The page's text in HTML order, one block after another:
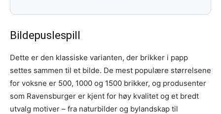
Bildepuslespill
Dette er den klassiske varianten, der brikker i papp
settes sammen til et bilde. De mest populære størrelsene
for voksne er 500, 1000 og 1500 brikker, og produsenter
som Ravensburger er kjent for høy kvalitet og et bredt
utvalg motiver – fra naturbilder og bylandskap til